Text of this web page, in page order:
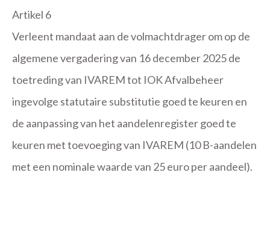
Artikel 6
Verleent mandaat aan de volmachtdrager om op de
algemene vergadering van 16 december 2025 de
toetreding van IVAREM tot IOK Afvalbeheer
ingevolge statutaire substitutie goed te keuren en
de aanpassing van het aandelenregister goed te
keuren met toevoeging van IVAREM (10 B-aandelen
met een nominale waarde van 25 euro per aandeel).